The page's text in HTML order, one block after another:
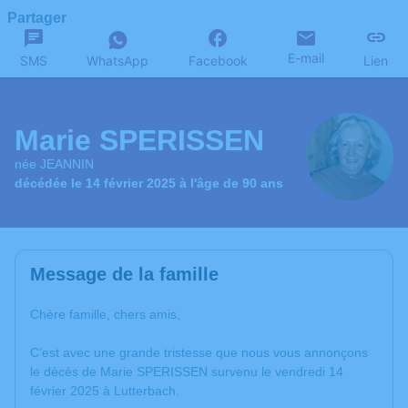
Partager
SMS WhatsApp Facebook E-mail Lien
Marie SPERISSEN
née JEANNIN
décédée le 14 février 2025 à l'âge de 90 ans
Message de la famille
Chère famille, chers amis,
C’est avec une grande tristesse que nous vous annonçons
le décès de Marie SPERISSEN survenu le vendredi 14
février 2025 à Lutterbach.